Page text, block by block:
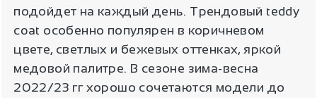
подойдет на каждый день. Трендовый teddy
coat особенно популярен в коричневом
цвете, светлых и бежевых оттенках, яркой
медовой палитре. В сезоне зима-весна
2022/23 гг хорошо сочетаются модели до